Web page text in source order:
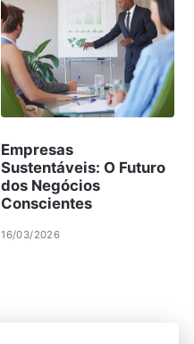
Empresas
Sustentáveis: O Futuro
dos Negócios
Conscientes
16/03/2026